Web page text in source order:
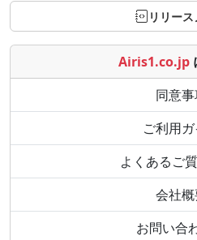
リリース
Airis1.co.jp
同意
ご利用
よくあるご
会社
お問い合